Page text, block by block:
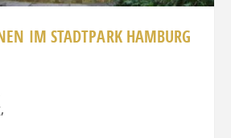
IM STADTPARK HAMBURG
,